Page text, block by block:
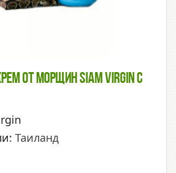
От Морщин Siam Virgin С
Таиланд